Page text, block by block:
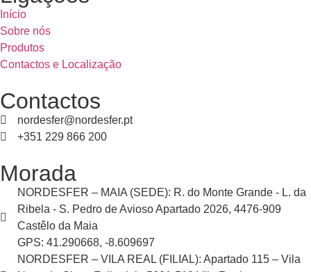
Início
Sobre nós
Produtos
Contactos e Localização
Contactos
nordesfer@nordesfer.pt
+351 229 866 200
Morada
NORDESFER – MAIA (SEDE): R. do Monte Grande - L. da
Ribela - S. Pedro de Avioso Apartado 2026, 4476-909
Castêlo da Maia
GPS: 41.290668, -8.609697
NORDESFER – VILA REAL (FILIAL): Apartado 115 – Vila